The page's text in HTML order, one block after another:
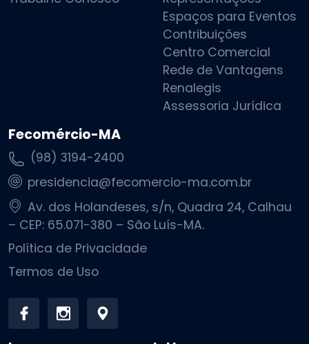
Espaços para Eventos
Contribuições
Centro Comercial
Rede de Vantagens
Renalegis
Assessoria Jurídica
Fecomércio-MA
(98) 3194-2400
presidencia@fecomercio-ma.com.br
Av. dos Holandeses, s/n, Quadra 24, Calhau
– CEP: 65.071-380 – São Luís-MA.
Política de Privacidade
Termos de Uso